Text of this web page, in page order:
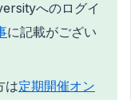
へのログイ
に記載がござい
は定期開催オン